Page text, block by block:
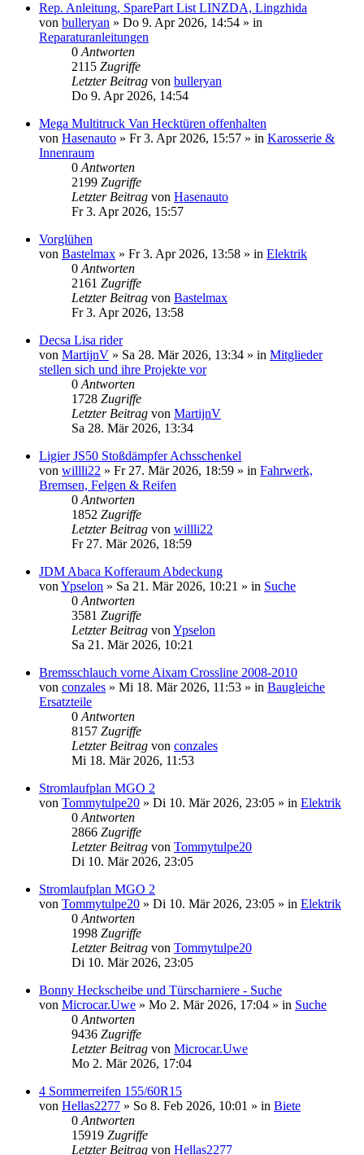
Rep. Anleitung, SparePart List LINZDA, Lingzhida
von bulleryan » Do 9. Apr 2026, 14:54 » in
Reparaturanleitungen
0Antworten
2115 Zugriffe
Letzter Beitrag von bulleryan
Do 9. Apr 2026, 14:54
Mega Multitruck Van Hecktüren offenhalten
von Hasenauto » Fr 3. Apr 2026, 15:57 » in Karosserie &
Innenraum
0Antworten
2199 Zugriffe
Letzter Beitrag von Hasenauto
Fr 3. Apr 2026, 15:57
Vorglühen
von Bastelmax » Fr 3. Apr 2026, 13:58 » in Elektrik
0Antworten
2161 Zugriffe
Letzter Beitrag von Bastelmax
Fr 3. Apr 2026, 13:58
Decsa Lisa rider
von MartijnV » Sa 28. Mär 2026, 13:34 » in Mitglieder
stellen sich und ihre Projekte vor
0Antworten
1728 Zugriffe
Letzter Beitrag von MartijnV
Sa 28. Mär 2026, 13:34
Ligier JS50 Stoßdämpfer Achsschenkel
von willli22 » Fr 27. Mär 2026, 18:59 » in Fahrwerk,
Bremsen, Felgen & Reifen
0Antworten
1852 Zugriffe
Letzter Beitrag von willli22
Fr 27. Mär 2026, 18:59
JDM Abaca Kofferaum Abdeckung
vonYpselon » Sa 21. Mär 2026, 10:21 » in Suche
0Antworten
3581 Zugriffe
Letzter Beitrag vonYpselon
Sa 21. Mär 2026, 10:21
Bremsschlauch vorne Aixam Crossline 2008-2010
von conzales » Mi 18. Mär 2026, 11:53 » in Baugleiche
Ersatzteile
0Antworten
8157 Zugriffe
Letzter Beitrag von conzales
Mi 18. Mär 2026, 11:53
Stromlaufplan MGO 2
von Tommytulpe20 » Di 10. Mär 2026, 23:05 » in Elektrik
0Antworten
2866 Zugriffe
Letzter Beitrag von Tommytulpe20
Di 10. Mär 2026, 23:05
Stromlaufplan MGO 2
von Tommytulpe20 » Di 10. Mär 2026, 23:05 » in Elektrik
0Antworten
1998 Zugriffe
Letzter Beitrag von Tommytulpe20
Di 10. Mär 2026, 23:05
Bonny Heckscheibe und Türscharniere - Suche
von Microcar.Uwe » Mo 2. Mär 2026, 17:04 » in Suche
0Antworten
9436 Zugriffe
Letzter Beitrag von Microcar.Uwe
Mo 2. Mär 2026, 17:04
4 Sommerreifen 155/60R15
von Hellas2277 » So 8. Feb 2026, 10:01 » in Biete
0Antworten
15919 Zugriffe
Letzter Beitrag von Hellas2277